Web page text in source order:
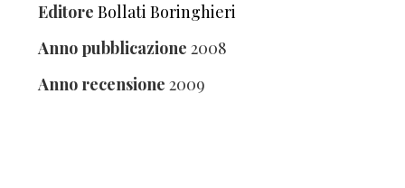
Editore Bollati Boringhieri
Anno pubblicazione 2008
Anno recensione 2009